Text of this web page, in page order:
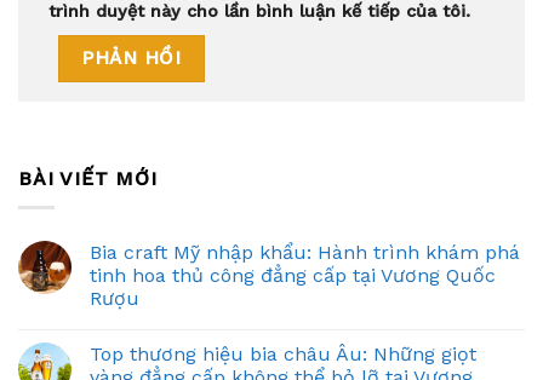
trình duyệt này cho lần bình luận kế tiếp của tôi.
BÀI VIẾT MỚI
Bia craft Mỹ nhập khẩu: Hành trình khám phá
tinh hoa thủ công đẳng cấp tại Vương Quốc
Rượu
Top thương hiệu bia châu Âu: Những giọt